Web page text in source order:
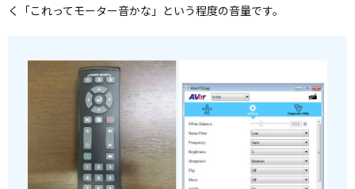
く「これってモーター音かな」という程度の音量です。